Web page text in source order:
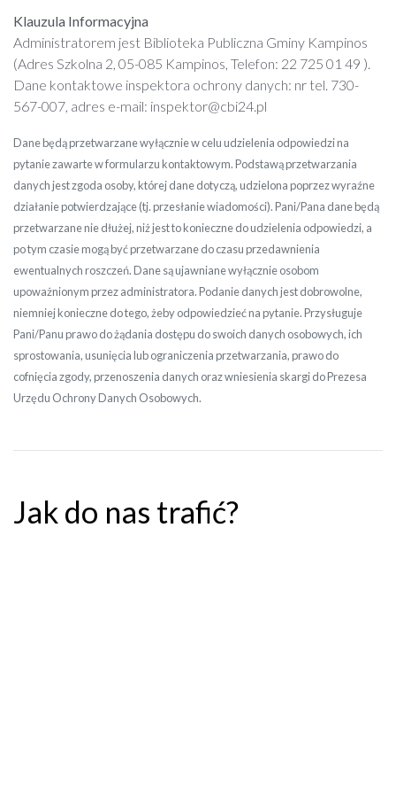
Klauzula Informacyjna
Administratorem jest Biblioteka Publiczna Gminy Kampinos
(Adres Szkolna 2, 05-085 Kampinos, Telefon: 22 725 01 49 ).
Dane kontaktowe inspektora ochrony danych: nr tel. 730-
567-007, adres e-mail: inspektor@cbi24.pl
Dane będą przetwarzane wyłącznie w celu udzielenia odpowiedzi na
pytanie zawarte w formularzu kontaktowym. Podstawą przetwarzania
danych jest zgoda osoby, której dane dotyczą, udzielona poprzez wyraźne
działanie potwierdzające (tj. przesłanie wiadomości). Pani/Pana dane będą
przetwarzane nie dłużej, niż jest to konieczne do udzielenia odpowiedzi, a
po tym czasie mogą być przetwarzane do czasu przedawnienia
ewentualnych roszczeń. Dane są ujawniane wyłącznie osobom
upoważnionym przez administratora. Podanie danych jest dobrowolne,
niemniej konieczne do tego, żeby odpowiedzieć na pytanie. Przysługuje
Pani/Panu prawo do żądania dostępu do swoich danych osobowych, ich
sprostowania, usunięcia lub ograniczenia przetwarzania, prawo do
cofnięcia zgody, przenoszenia danych oraz wniesienia skargi do Prezesa
Urzędu Ochrony Danych Osobowych.
Jak do nas trafić?